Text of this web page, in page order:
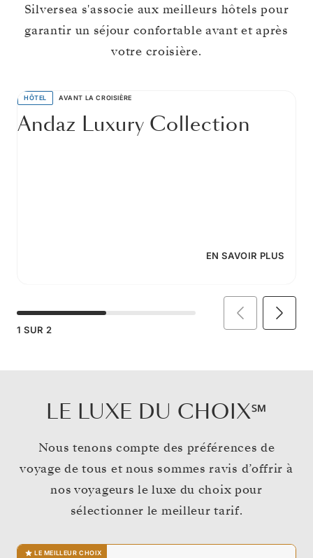
Silversea s'associe aux meilleurs hôtels pour
garantir un séjour confortable avant et après
votre croisière.
HÔTEL AVANT LA CROISIÈRE
Andaz Luxury Collection
EN SAVOIR PLUS
1 SUR 2
LE LUXE DU CHOIX℠
Nous tenons compte des préférences de
voyage de tous et nous sommes ravis d’offrir à
nos voyageurs le luxe du choix pour
sélectionner le meilleur tarif.
LE MEILLEUR CHOIX